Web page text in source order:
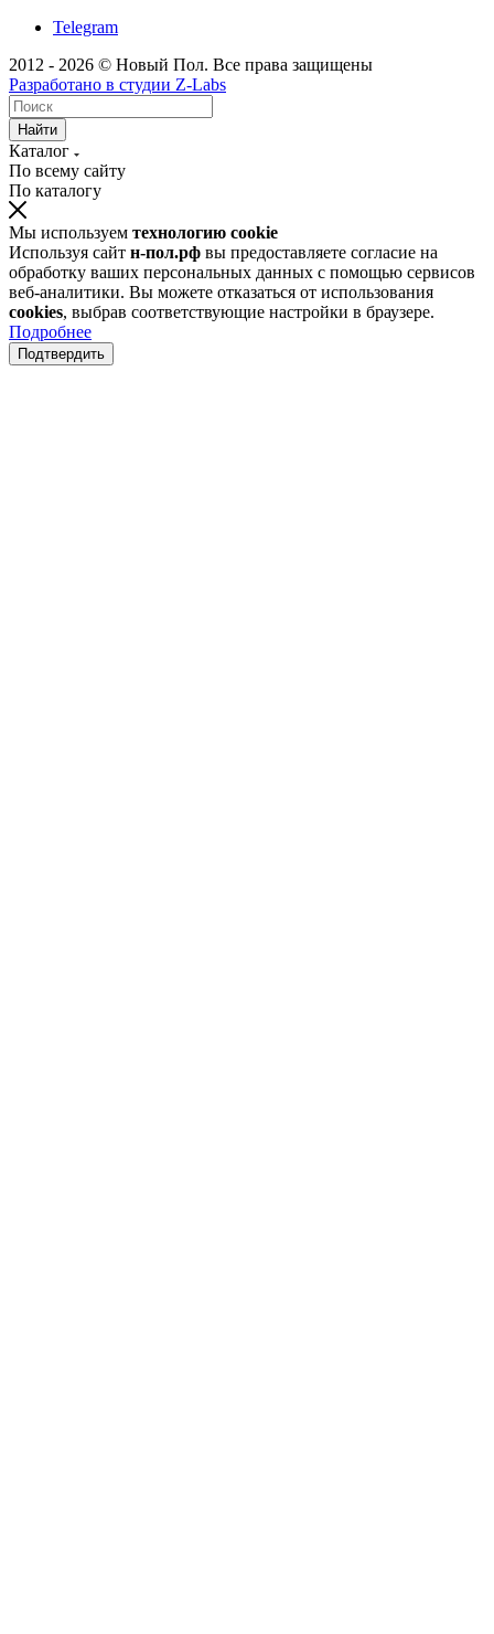
Telegram
2012 - 2026 © Новый Пол. Все права защищены
Разработано в студии Z-Labs
Найти
Каталог
По всему сайту
По каталогу
Мы используем технологию cookie
Используя сайт н-пол.рф вы предоставляете согласие на
обработку ваших персональных данных с помощью сервисов
веб-аналитики. Вы можете отказаться от использования
cookies, выбрав соответствующие настройки в браузере.
Подробнее
Подтвердить